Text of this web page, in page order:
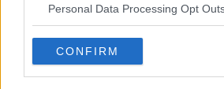
Personal Data Processing Opt
CONFIRM